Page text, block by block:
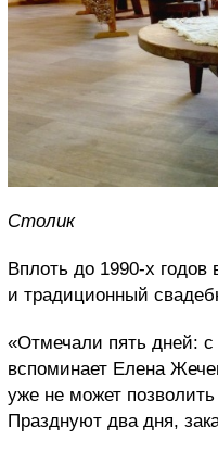
Столик
Вплоть до 1990-х
и традиционный
«Отмечали пять дней:
вспоминает Елена
уже не может
Празднуют два дня,